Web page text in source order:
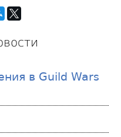
в Guild Wars